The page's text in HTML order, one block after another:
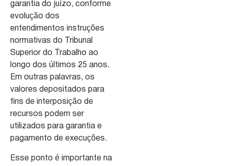
garantia do juízo, conforme
evolução dos
entendimentos instruções
normativas do Tribunal
Superior do Trabalho ao
longo dos últimos 25 anos.
Em outras palavras, os
valores depositados para
fins de interposição de
recursos podem ser
utilizados para garantia e
pagamento de execuções.
Esse ponto é importante na